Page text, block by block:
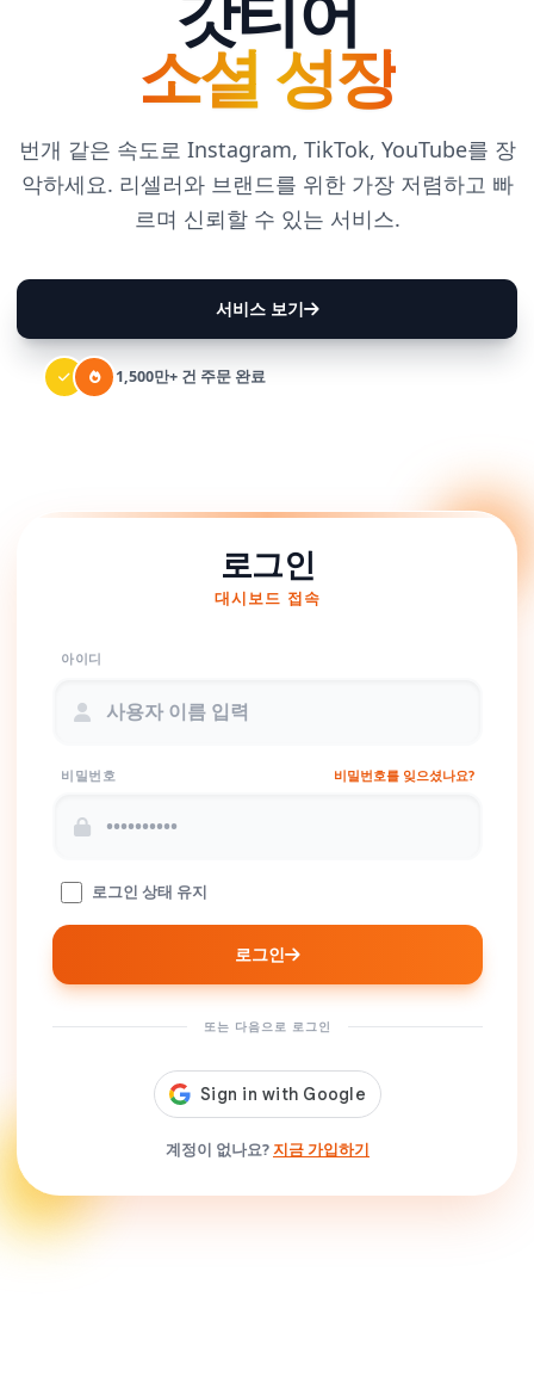
소셜 성장
번개 같은 속도로 Instagram, TikTok, YouTube를 장
악하세요. 리셀러와 브랜드를 위한 가장 저렴하고 빠
르며 신뢰할 수 있는 서비스.
서비스 보기
1,500만+ 건 주문 완료
로그인
대시보드 접속
아이디
비밀번호 비밀번호를 잊으셨나요?
로그인 상태 유지
로그인
또는 다음으로 로그인
계정이 없나요?지금 가입하기